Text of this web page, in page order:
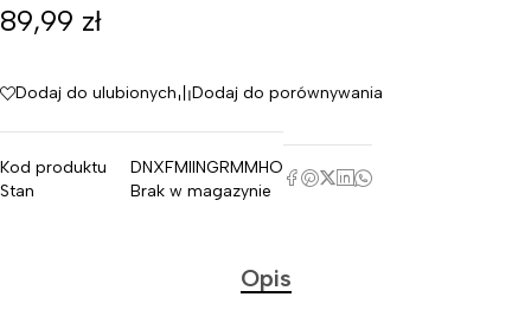
89,99 zł
Dodaj do ulubionych Dodaj do porównywania
Kod produktu
DNXFMIINGRMMHO
Stan
Brak w magazynie
Opis